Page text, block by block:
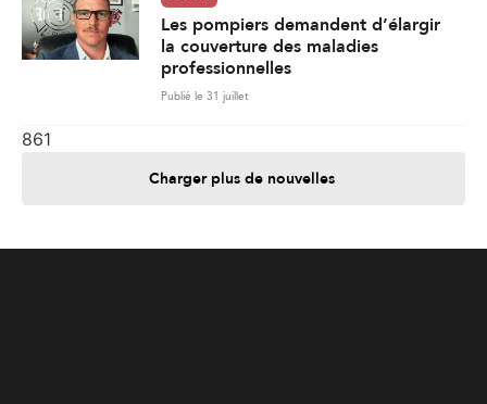
Charger plus de nouvelles
Je contribue